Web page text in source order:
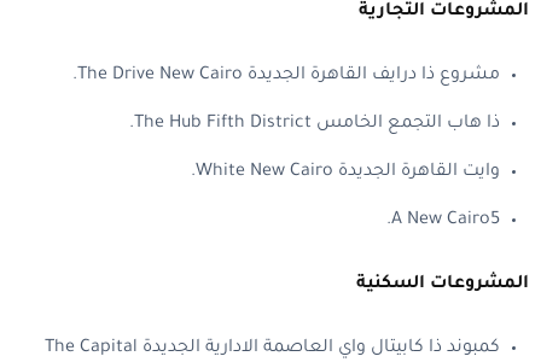
المشروعات التجارية
مشروع ذا درايف القاهرة الجديدة The Drive New Cairo.
ذا هاب التجمع الخامس The Hub Fifth District.
وايت القاهرة الجديدة White New Cairo.
A New Cairo5.
المشروعات السكنية
كمبوند ذا كابيتال واي العاصمة الادارية الجديدة The Capital